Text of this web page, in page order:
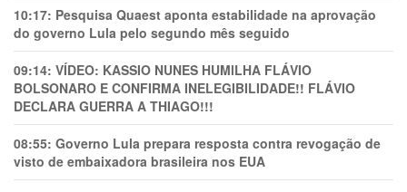
10:17: Pesquisa Quaest aponta estabilidade na aprovação
do governo Lula pelo segundo mês seguido
09:14: VÍDEO: KASSIO NUNES HUMlLHA FLÁVIO
BOLSONARO E CONFIRMA INELEGIBILIDADE!! FLÁVIO
DECLARA GUERRA A THIAGO!!!
08:55: Governo Lula prepara resposta contra revogação de
visto de embaixadora brasileira nos EUA